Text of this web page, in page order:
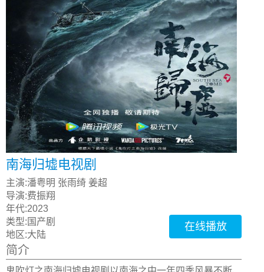
南海归墟电视剧
主演:潘粤明 张雨绮 姜超
导演:费振翔
年代:2023
类型: 国产剧
地区:大陆
在线播放
简介